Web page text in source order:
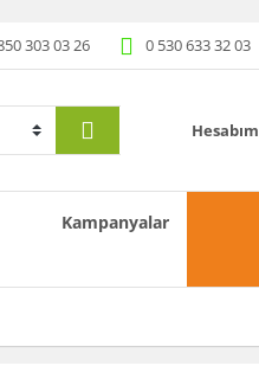
303 03 26 0 530 633 32 03
Hesabım
Kampanyalar